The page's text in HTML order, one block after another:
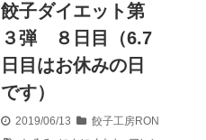
餃子ダイエット第
３弾 ８日目（6.7
日目はお休みの日
です）
2019/06/13
餃子工房RON